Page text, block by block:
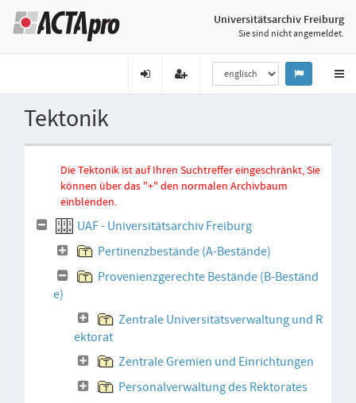
Universitätsarchiv Freiburg
Sie sind nicht angemeldet.
Tektonik
Die Tektonik ist auf Ihren Suchtreffer eingeschränkt, Sie
können über das "+" den normalen Archivbaum
einblenden.
UAF - Universitätsarchiv Freiburg
Pertinenzbestände (A-Bestände)
Provenienzgerechte Bestände (B-Beständ
e)
Zentrale Universitätsverwaltung und R
ektorat
Zentrale Gremien und Einrichtungen
Personalverwaltung des Rektorates